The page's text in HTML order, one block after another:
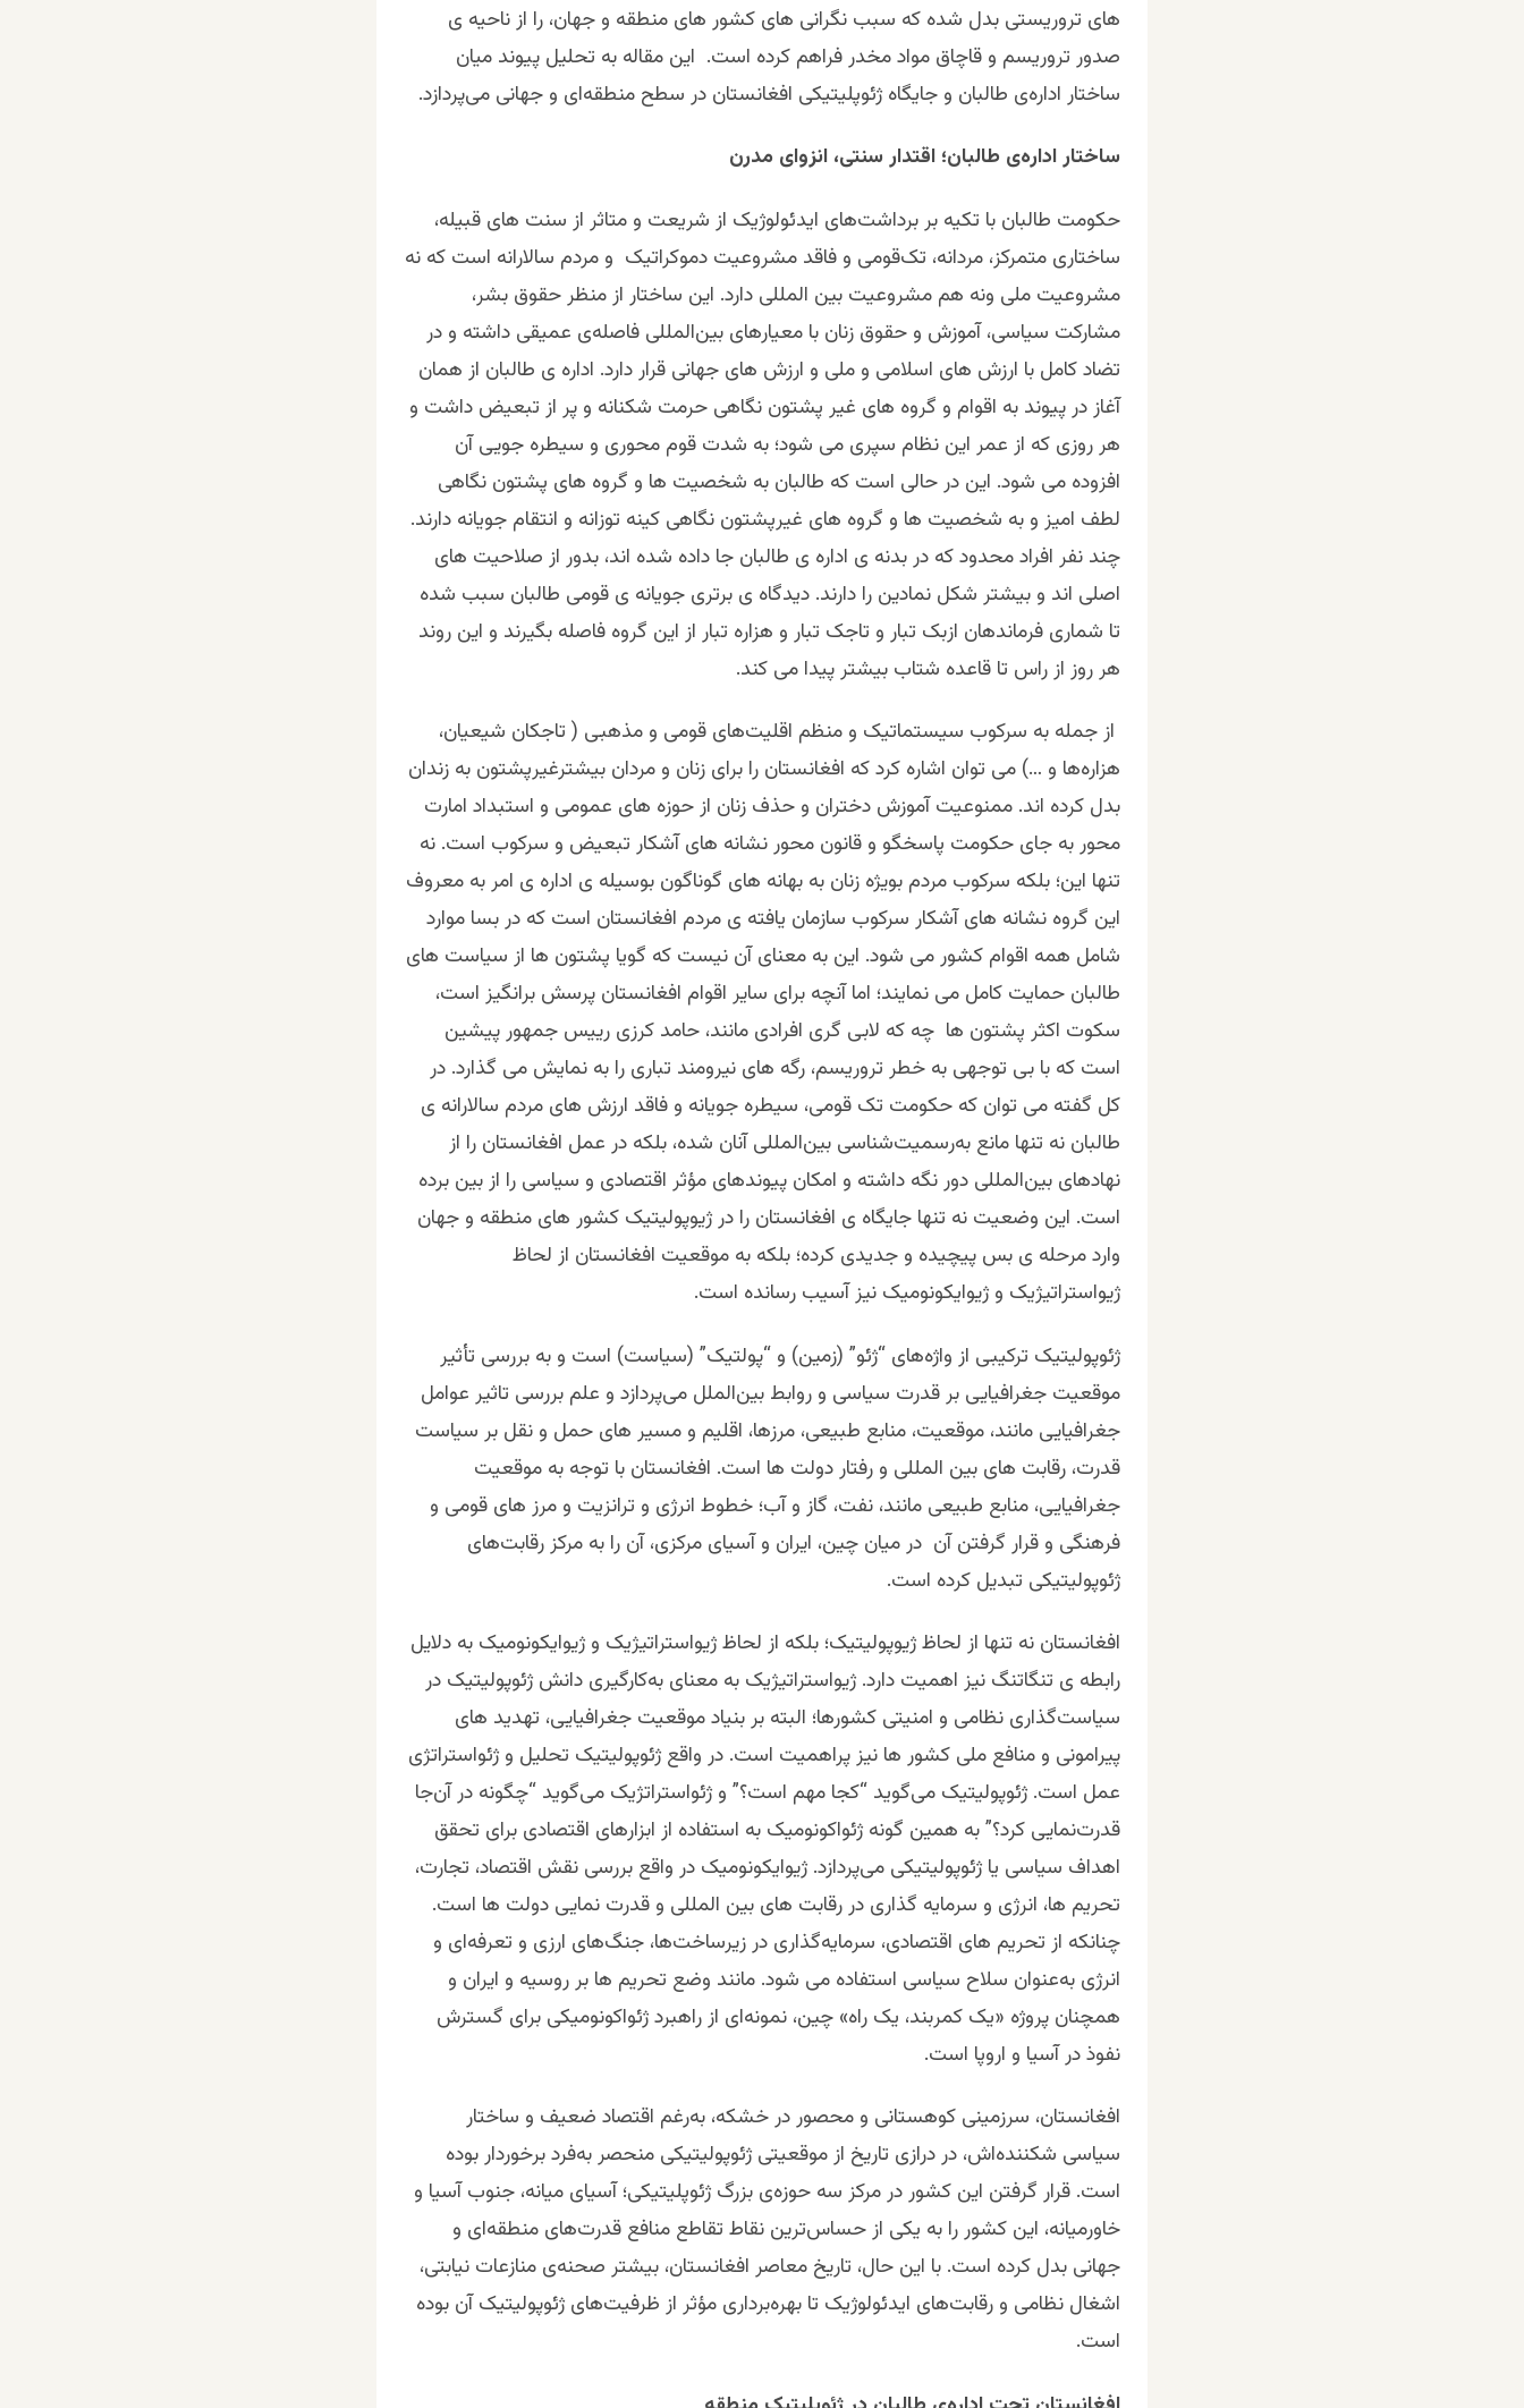
های تروریستی بدل شده که سبب نگرانی های کشور های منطقه و جهان، را از ناحیه ی
صدور تروریسم و قاچاق مواد مخدر فراهم کرده است. این مقاله به تحلیل پیوند میان
ساختار اداره‌ی طالبان و جایگاه ژئوپلیتیکی افغانستان در سطح منطقه‌ای و جهانی می‌پردازد.
ساختار اداره‌ی طالبان؛ اقتدار سنتی، انزوای مدرن
حکومت طالبان با تکیه بر برداشت‌های ایدئولوژیک از شریعت و متاثر از سنت های قبیله،
ساختاری متمرکز، مردانه، تک‌قومی و فاقد مشروعیت دموکراتیک و مردم سالارانه است که نه
مشروعیت ملی و‌نه هم مشروعیت بین المللی دارد. این ساختار از منظر حقوق بشر،
مشارکت سیاسی، آموزش و حقوق زنان با معیارهای بین‌المللی فاصله‌ی عمیقی داشته و در
تضاد کامل با ارزش های اسلامی و ملی و ارزش های جهانی قرار دارد. اداره ی طالبان از همان
آغاز در پیوند به اقوام و گروه های غیر پشتون نگاهی حرمت شکنانه و پر از تبعیض داشت و
هر روزی که از عمر این نظام سپری می شود؛ به شدت قوم محوری و سیطره جویی آن
افزوده می شود. این در حالی است که طالبان به شخصیت ها و گروه های پشتون نگاهی
لطف امیز و به شخصیت ها و گروه های غیرپشتون نگاهی کینه توزانه و انتقام جویانه دارند.
چند نفر افراد محدود که در بدنه ی اداره ی طالبان جا داده شده اند، بدور از صلاحیت های
اصلی اند و بیشتر شکل نمادین را دارند. دیدگاه ی برتری جویانه ی قومی طالبان سبب شده
تا شماری فرماندهان ازبک تبار و تاجک تبار و هزاره تبار از این گروه فاصله بگیرند و این روند
هر روز از راس تا قاعده شتاب بیشتر پیدا می کند.
از جمله به سرکوب سیستماتیک و منظم اقلیت‌های قومی و مذهبی ( تاجکان شیعیان،
هزاره‌ها و …) می توان اشاره کرد که افغانستان را برای زنان و مردان بیشترغیرپشتون به زندان
بدل کرده اند. ممنوعیت آموزش دختران و حذف زنان از حوزه های عمومی و استبداد امارت
محور به جای حکومت پاسخگو و قانون محور نشانه های آشکار تبعیض و سرکوب است. نه
تنها این؛ بلکه سرکوب مردم بویژه زنان به بهانه های گوناگون بوسیله ی اداره ی امر به معروف
این گروه نشانه های آشکار سرکوب سازمان یافته ی مردم افغانستان است که در بسا موارد
شامل همه اقوام کشور می شود. این به معنای آن نیست که گویا پشتون ها از سیاست های
طالبان حمایت کامل می نمایند؛ اما آنچه برای سایر اقوام افغانستان پرسش برانگیز است،
سکوت اکثر پشتون ها چه که لابی گری افرادی مانند، حامد کرزی رییس جمهور پیشین
است که با بی توجهی به خطر تروریسم، رگه های نیرومند تباری را به نمایش می گذارد. در
کل گفته می توان که حکومت تک قومی، سیطره جویانه و فاقد ارزش های مردم سالارانه ی
طالبان نه‌ تنها مانع به‌رسمیت‌شناسی بین‌المللی آنان شده، بلکه در عمل افغانستان را از
نهادهای بین‌المللی دور نگه داشته و امکان پیوندهای مؤثر اقتصادی و سیاسی را از بین برده
است. این وضعیت نه تنها جایگاه ی افغانستان را در ژیوپولیتیک کشور های منطقه و جهان
وارد مرحله ی بس پیچیده و جدیدی کرده؛ بلکه به موقعیت افغانستان از لحاظ
ژیواستراتیژیک و ژیوایکونومیک نیز آسیب رسانده است.
ژئوپولیتیک ترکیبی از واژه‌های “ژئو” (زمین) و “پولتیک” (سیاست) است و به بررسی تأثیر
موقعیت جغرافیایی بر قدرت سیاسی و روابط بین‌الملل می‌پردازد و علم بررسی تاثیر عوامل
جغرافیایی مانند، موقعیت، منابع طبیعی، مرزها، اقلیم و مسیر های حمل و نقل بر سیاست
قدرت، رقابت های بین المللی و رفتار دولت ها است. افغانستان با توجه به موقعیت
جغرافیایی، منابع طبیعی مانند، نفت، گاز و آب؛ خطوط انرژی و ترانزیت و مرز های قومی و
فرهنگی و قرار گرفتن آن در میان چین، ایران و آسیای مرکزی، آن را به مرکز رقابت‌های
ژئوپولیتیکی تبدیل کرده است.
افغانستان نه تنها از لحاظ ژیوپولیتیک؛ بلکه از لحاظ ژیواستراتیژیک و ژیوایکونومیک به دلایل
رابطه ی تنگاتنگ نیز اهمیت دارد. ژیواستراتیژیک به معنای به‌کارگیری دانش ژئوپولیتیک در
سیاست‌گذاری نظامی و امنیتی کشورها؛ البته بر بنیاد موقعیت جغرافیایی، تهدید های
پیرامونی و منافع ملی کشور ها نیز پراهمیت است. در واقع ژئوپولیتیک تحلیل و ژئواستراتژی
عمل است. ژئوپولیتیک می‌گوید “کجا مهم است؟” و ژئواستراتژیک می‌گوید “چگونه در آن‌جا
قدرت‌نمایی کرد؟” به همین گونه ژئواکونومیک به استفاده از ابزارهای اقتصادی برای تحقق
اهداف سیاسی یا ژئوپولیتیکی می‌پردازد. ژیوایکونومیک در واقع بررسی نقش اقتصاد، تجارت،
تحریم ها، انرژی و سرمایه گذاری در رقابت های بین المللی و قدرت نمایی دولت ها است.
چنانکه از تحریم های اقتصادی، سرمایه‌گذاری در زیرساخت‌ها، جنگ‌های ارزی و تعرفه‌ای و
انرژی به‌عنوان سلاح سیاسی استفاده می شود. مانند وضع تحریم ها بر روسیه و ایران و
همچنان پروژه «یک کمربند، یک راه» چین، نمونه‌ای از راهبرد ژئواکونومیکی برای گسترش
نفوذ در آسیا و اروپا است.
افغانستان، سرزمینی کوهستانی و محصور در خشکه، به‌رغم اقتصاد ضعیف و ساختار
سیاسی شکننده‌اش، در درازی تاریخ از موقعیتی ژئوپولیتیکی منحصر به‌فرد برخوردار بوده
است. قرار گرفتن این کشور در مرکز سه حوزه‌ی بزرگ ژئوپلیتیکی؛ آسیای میانه، جنوب آسیا و
خاورمیانه، این کشور را به یکی از حساس‌ترین نقاط تقاطع منافع قدرت‌های منطقه‌ای و
جهانی بدل کرده است. با این حال، تاریخ معاصر افغانستان، بیشتر صحنه‌ی منازعات نیابتی،
اشغال نظامی و رقابت‌های ایدئولوژیک تا بهره‌برداری مؤثر از ظرفیت‌های ژئوپولیتیک آن بوده
است.